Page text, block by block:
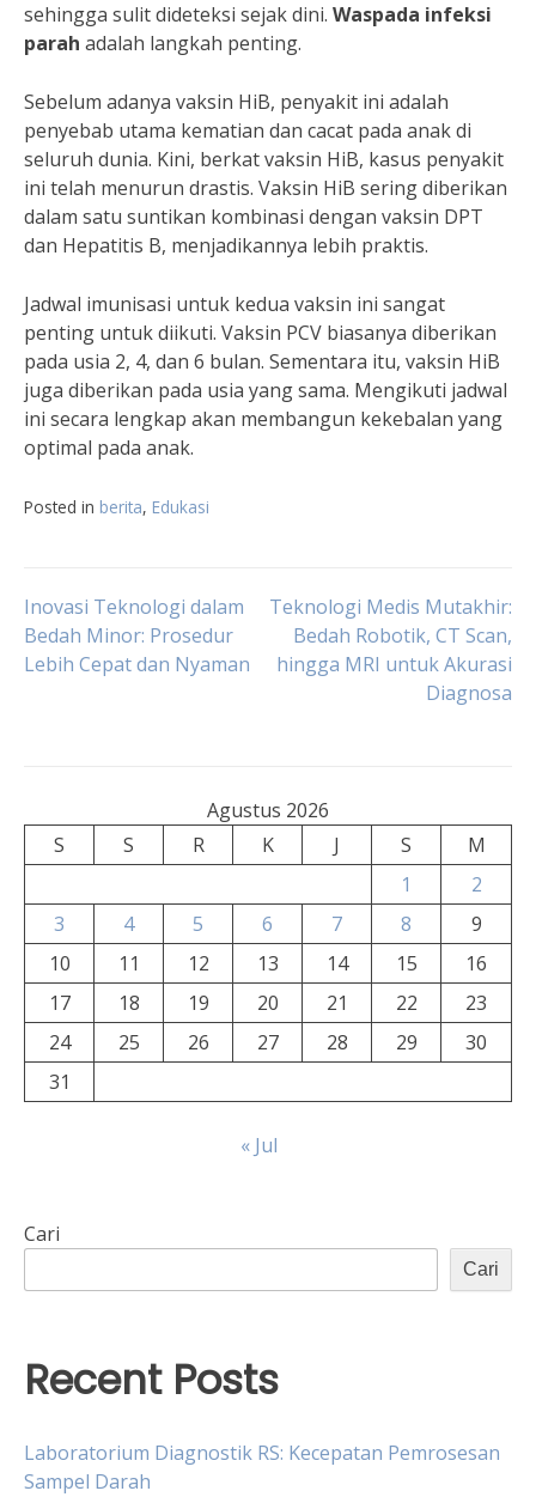
sehingga sulit dideteksi sejak dini. Waspada infeksi
parah adalah langkah penting.
Sebelum adanya vaksin HiB, penyakit ini adalah
penyebab utama kematian dan cacat pada anak di
seluruh dunia. Kini, berkat vaksin HiB, kasus penyakit
ini telah menurun drastis. Vaksin HiB sering diberikan
dalam satu suntikan kombinasi dengan vaksin DPT
dan Hepatitis B, menjadikannya lebih praktis.
Jadwal imunisasi untuk kedua vaksin ini sangat
penting untuk diikuti. Vaksin PCV biasanya diberikan
pada usia 2, 4, dan 6 bulan. Sementara itu, vaksin HiB
juga diberikan pada usia yang sama. Mengikuti jadwal
ini secara lengkap akan membangun kekebalan yang
optimal pada anak.
Posted in berita, Edukasi
Navigasi
pos
Inovasi Teknologi dalam
Bedah Minor: Prosedur
Lebih Cepat dan Nyaman
Teknologi Medis Mutakhir:
Bedah Robotik, CT Scan,
hingga MRI untuk Akurasi
Diagnosa
Agustus 2026
S
S R K J S
M
1
2
3
4 5 6 7 8
9
10
11 12 13 14 15
16
17
18 19 20 21 22
23
24
25 26 27 28 29
30
31
« Jul
Cari
Cari
Recent Posts
Laboratorium Diagnostik RS: Kecepatan Pemrosesan
Sampel Darah